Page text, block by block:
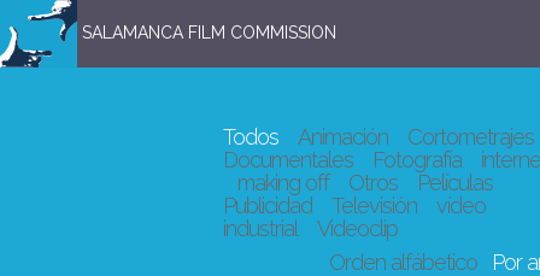
SALAMANCA FILM COMMISSION
Todos Animación
Cortometrajes
Documentales
Fotografía
making off
Otros
Películas
Publicidad
Televisión
vídeo
industrial
Videoclip
Orden alfábetico
Por